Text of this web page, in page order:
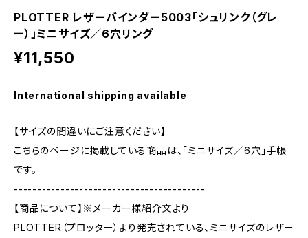
PLOTTER レザーバインダー5003「シュリンク（グレ
ー）」ミニサイズ／6穴リング
¥11,550
International shipping available
【サイズの間違いにご注意ください】
こちらのページに掲載している商品は、「ミニサイズ／6穴」手帳
です。
-----------------------------------------
【商品について】※メーカー様紹介文より
PLOTTER（プロッター）より発売されている、ミニサイズのレザー